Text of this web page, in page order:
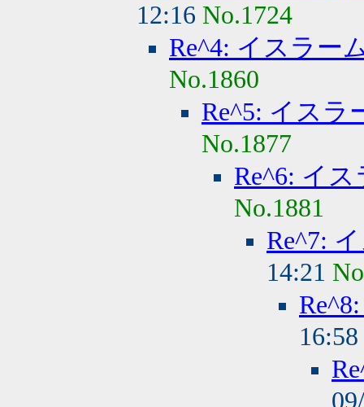
12:16 No.1724
Re^4: イスラー
No.1860
Re^5: イスラ
No.1877
Re^6: イ
No.1881
Re^7:
14:21
16:58